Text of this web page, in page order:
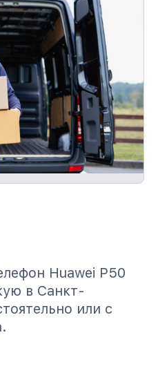
Huawei P50
в Санкт-
или с